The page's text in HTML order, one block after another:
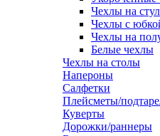
Чехлы на
Чехлы с
Чехлы на
Белые чехлы
Чехлы на столы
Напероны
Салфетки
Плейсметы/
Куверты
Дорожки/раннеры